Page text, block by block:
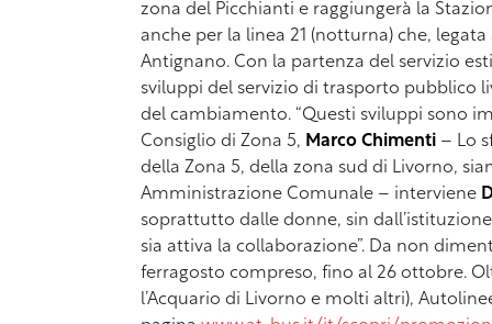
zona del Picchianti e raggiungerà la
anche per la linea 21 (notturna) che,
Antignano. Con la partenza del servizio
sviluppi del servizio di trasporto pubblico
del cambiamento. “Questi sviluppi sono
Consiglio di Zona 5, Marco Chimenti – Lo
della Zona 5, della zona sud di Livorno,
Amministrazione Comunale – interviene
soprattutto dalle donne, sin
sia attiva la collaborazione”. Da non
ferragosto compreso, fino al 26 ottobre.
l’Acquario di Livorno e molti altri),